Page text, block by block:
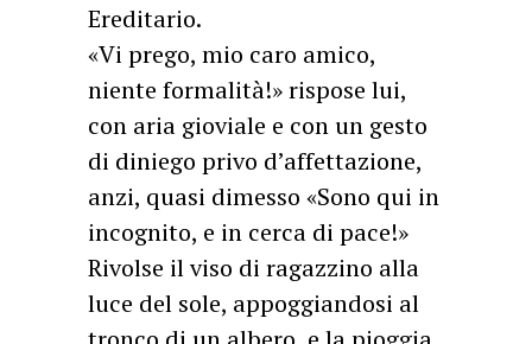
Ereditario.
«Vi prego, mio caro amico,
niente formalità!» rispose lui,
con aria gioviale e con un gesto
di diniego privo d’affettazione,
anzi, quasi dimesso «Sono qui in
incognito, e in cerca di pace!»
Rivolse il viso di ragazzino alla
luce del sole, appoggiandosi al